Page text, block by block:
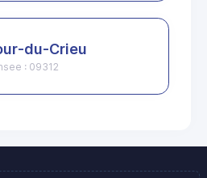
du-Crieu
: 09312